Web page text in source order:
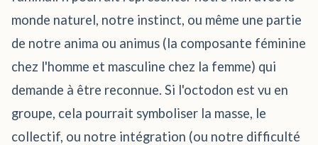
monde naturel, notre instinct, ou même une partie
de notre anima ou animus (la composante féminine
chez l'homme et masculine chez la femme) qui
demande à être reconnue. Si l'octodon est vu en
groupe, cela pourrait symboliser la masse, le
collectif, ou notre intégration (ou notre difficulté